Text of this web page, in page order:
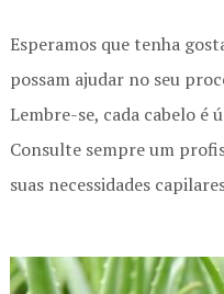
Esperamos que tenha
possam ajudar no seu
Lembre-se, cada cabelo é
Consulte sempre um
suas necessidades